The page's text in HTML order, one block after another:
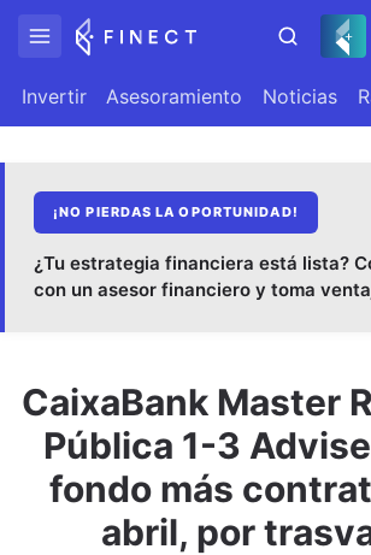
Invertir Asesoramiento Noticias
¡NO PIERDAS LA OPORTUNIDAD!
¿Tu estrategia financiera está lista?
con un asesor financiero y toma
CaixaBank Master
Pública 1-3
fondo más
abril, por